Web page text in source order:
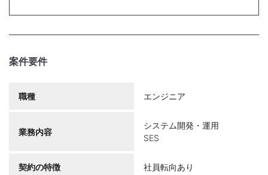
案件要件
職種 エンジニア
業務内容
システム開発・運用
SES
契約の特徴 社員転向あり